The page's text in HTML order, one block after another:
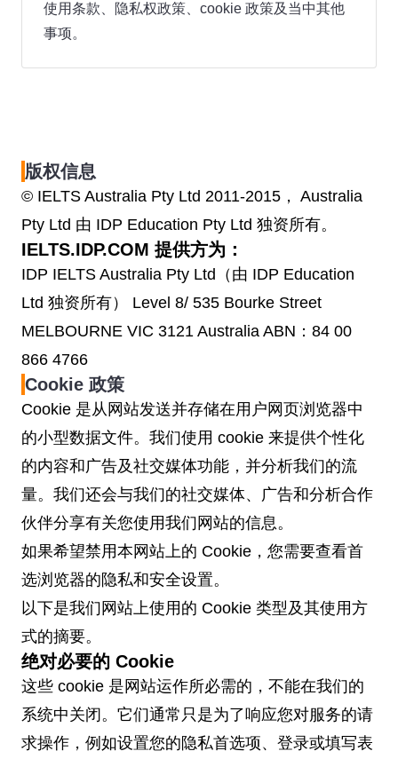
使用条款、隐私权政策、cookie 政策及当中其他
事项。
版权信息
© IELTS Australia Pty Ltd 2011-2015， Australia
Pty Ltd 由 IDP Education Pty Ltd 独资所有。
IELTS.IDP.COM 提供方为：
IDP IELTS Australia Pty Ltd（由 IDP Education
Ltd 独资所有） Level 8/ 535 Bourke Street
MELBOURNE VIC 3121 Australia ABN：84 00
866 4766
Cookie 政策
Cookie 是从网站发送并存储在用户网页浏览器中
的小型数据文件。我们使用 cookie 来提供个性化
的内容和广告及社交媒体功能，并分析我们的流
量。我们还会与我们的社交媒体、广告和分析合作
伙伴分享有关您使用我们网站的信息。
如果希望禁用本网站上的 Cookie，您需要查看首
选浏览器的隐私和安全设置。
以下是我们网站上使用的 Cookie 类型及其使用方
式的摘要。
绝对必要的 Cookie
这些 cookie 是网站运作所必需的，不能在我们的
系统中关闭。它们通常只是为了响应您对服务的请
求操作，例如设置您的隐私首选项、登录或填写表